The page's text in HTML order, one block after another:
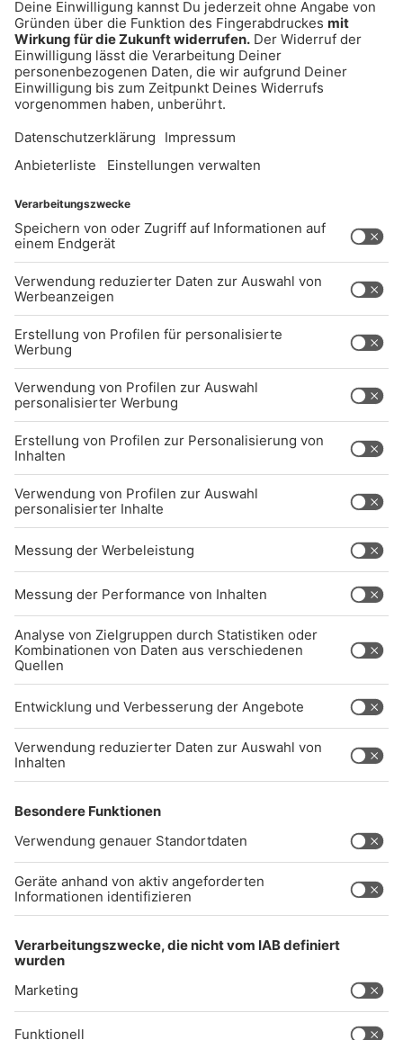
UNTERNEHMEN
Kontakt
Jobs
Sendeempfang
Über uns
BARRIEREFREIHEIT: WIR ARBEITEN DERZEIT
AKTIV DARAN, UNSERE WEBSITE
BARRIEREFREI ZU GESTALTEN - GEMÄSS D
EN ANFORDERUNGEN DES B
ARRIEREFREIHEITSSTÄRKUNGSGESETZES. W
ENN SIE AUF BARRIEREN STOSSEN ODER UN
NTAKTIEREN SIE UNS GERNE.
Studio-Hotline
(089) 38 38 38 38
info@radiogong.de
Impressum
Audiothek
Unexpected Application Error!